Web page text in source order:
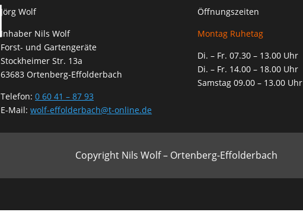
Jörg Wolf
Inhaber Nils Wolf
Forst- und Gartengeräte
Stockheimer Str. 13a
63683 Ortenberg-Effolderbach
Telefon:0 60 41 – 87 93
E-Mail:wolf-effolderbach@t-online.de
Öffnungszeiten
Montag Ruhetag
Di. – Fr. 07.30 – 13.00 Uhr
Di. – Fr. 14.00 – 18.00 Uhr
Samstag 09.00 – 13.00 Uhr
Copyright Nils Wolf – Ortenberg-Effolderbach